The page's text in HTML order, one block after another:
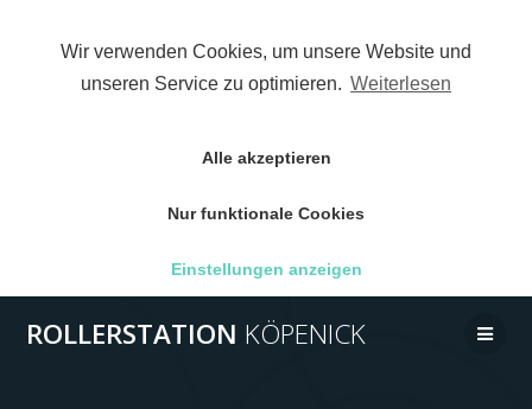
Wir verwenden Cookies, um unsere Website und
unseren Service zu optimieren. Weiterlesen
Alle akzeptieren
Nur funktionale Cookies
Einstellungen anzeigen
Inhalt
ROLLERSTATION KÖPENICK